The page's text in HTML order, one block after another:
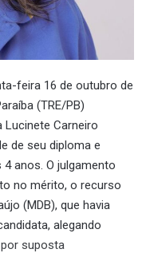
feira 16 de outubro de
(TRE/PB)
Lucinete Carneiro
de seu diploma e
anos. O julgamento
no mérito, o recurso
(MDB), que havia
alegando
suposta